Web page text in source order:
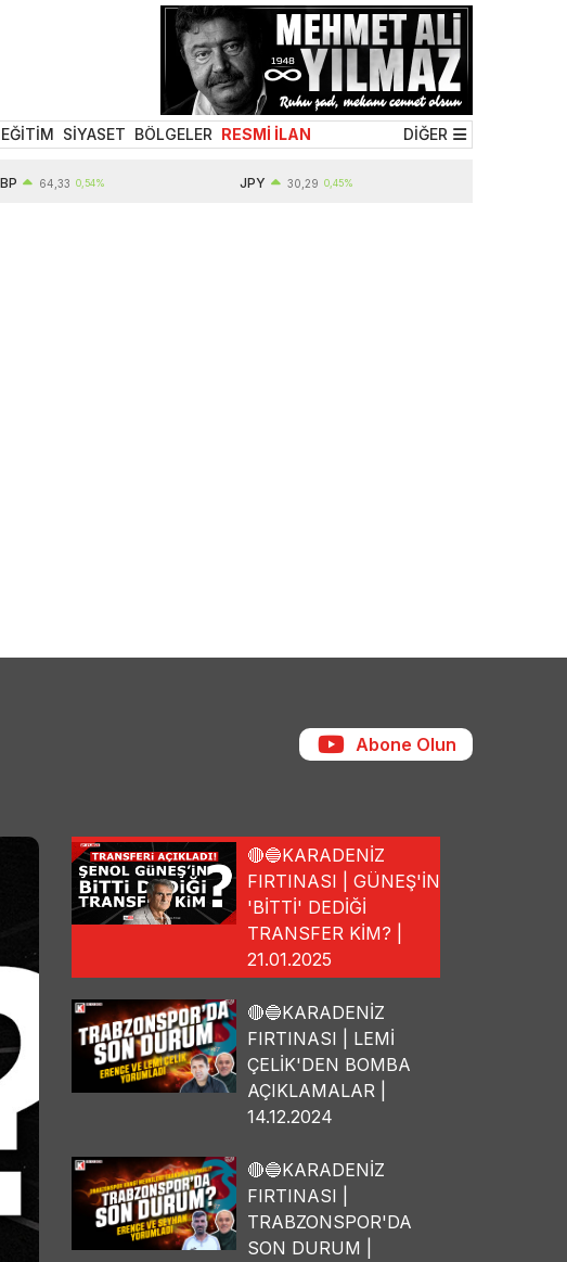
EĞİTİM SİYASET BÖLGELER RESMİ İLAN DİĞER
64,33 0,54% JPY 30,29 0,45%
Abone Olun
🔴🔵KARADENİZ
FIRTINASI | GÜNEŞ'İN
'BİTTİ' DEDİĞİ
TRANSFER KİM? |
21.01.2025
🔴🔵KARADENİZ
FIRTINASI | LEMİ
ÇELİK'DEN BOMBA
AÇIKLAMALAR |
14.12.2024
🔴🔵KARADENİZ
FIRTINASI |
TRABZONSPOR'DA
SON DURUM |